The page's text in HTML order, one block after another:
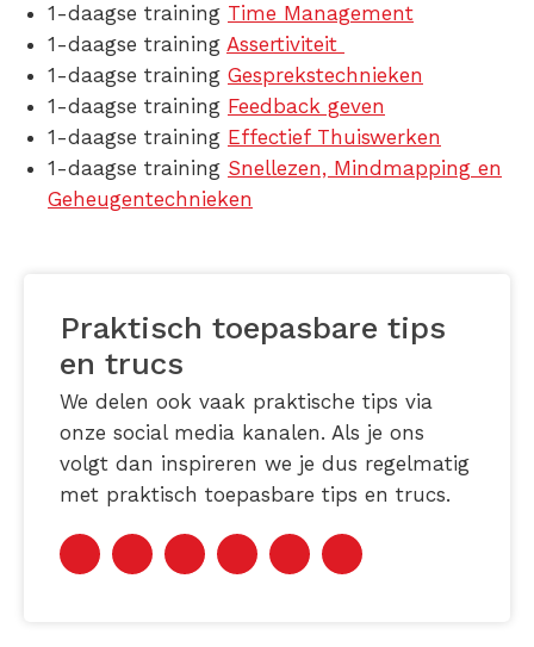
1-daagse training Time Management
1-daagse training Assertiviteit
1-daagse training Gesprekstechnieken
1-daagse training Feedback geven
1-daagse training Effectief Thuiswerken
1-daagse training Snellezen, Mindmapping en
Geheugentechnieken
Praktisch toepasbare tips
en trucs
We delen ook vaak praktische tips via
onze social media kanalen. Als je ons
volgt dan inspireren we je dus regelmatig
met praktisch toepasbare tips en trucs.